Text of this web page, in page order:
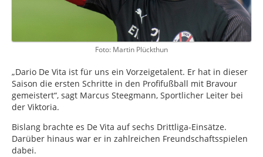
Foto: Martin Plückthun
„Dario De Vita ist für uns ein Vorzeigetalent. Er hat in dieser
Saison die ersten Schritte in den Profifußball mit Bravour
gemeistert“, sagt Marcus Steegmann, Sportlicher Leiter bei
der Viktoria.
Bislang brachte es De Vita auf sechs Drittliga-Einsätze.
Darüber hinaus war er in zahlreichen Freundschaftsspielen
dabei.